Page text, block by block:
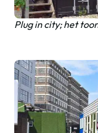
Plug in city; het